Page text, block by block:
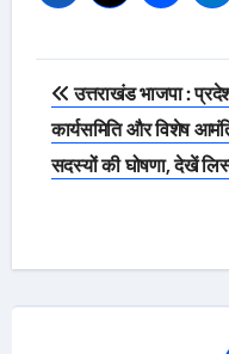
Post
navigation
उत्तराखंड भाजपा :
कार्यसमिति और विशेष
सदस्यों की घोषणा, देखें